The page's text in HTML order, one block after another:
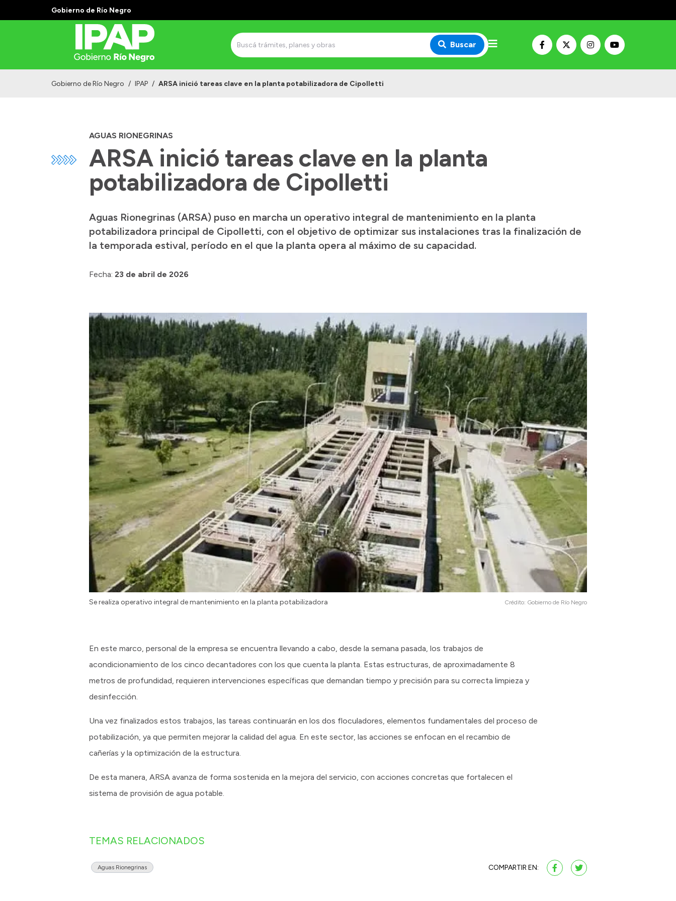
Gobierno de Río Negro
Buscar
Gobierno de Río Negro / IPAP / ARSA inició tareas clave en la planta potabilizadora de Cipolletti
AGUAS RIONEGRINAS
ARSA inició tareas clave en la planta
potabilizadora de Cipolletti
Aguas Rionegrinas (ARSA) puso en marcha un operativo integral de mantenimiento en la planta
potabilizadora principal de Cipolletti, con el objetivo de optimizar sus instalaciones tras la finalización de
la temporada estival, período en el que la planta opera al máximo de su capacidad.
Fecha: 23 de abril de 2026
Se realiza operativo integral de mantenimiento en la planta potabilizadora Crédito: Gobierno de Río Negro
En este marco, personal de la empresa se encuentra llevando a cabo, desde la semana pasada, los trabajos de
acondicionamiento de los cinco decantadores con los que cuenta la planta. Estas estructuras, de aproximadamente 8
metros de profundidad, requieren intervenciones específicas que demandan tiempo y precisión para su correcta limpieza y
desinfección.
Una vez finalizados estos trabajos, las tareas continuarán en los dos floculadores, elementos fundamentales del proceso de
potabilización, ya que permiten mejorar la calidad del agua. En este sector, las acciones se enfocan en el recambio de
cañerías y la optimización de la estructura.
De esta manera, ARSA avanza de forma sostenida en la mejora del servicio, con acciones concretas que fortalecen el
sistema de provisión de agua potable.
TEMAS RELACIONADOS
Aguas Rionegrinas COMPARTIR EN: